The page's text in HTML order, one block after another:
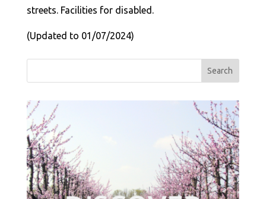
streets. Facilities for disabled.
(Updated to 01/07/2024)